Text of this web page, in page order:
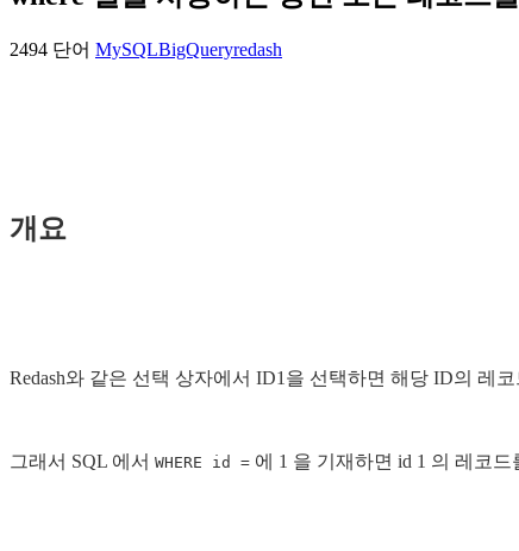
2494 단어 MySQLBigQueryredash
개요
Redash와 같은 선택 상자에서 ID1을 선택하면 해당 ID의 레
그래서 SQL 에서 WHERE id = 에 1 을 기재하면 id 1 의 레코